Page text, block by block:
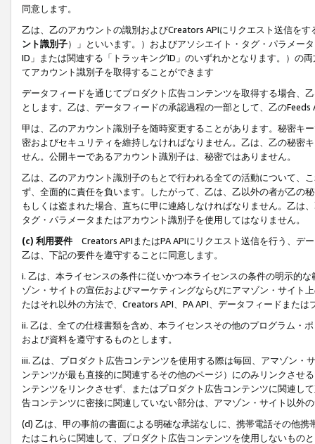
同意します。
乙は、乙のアカウントの識別およびCreators APIにリクエスト送信を
ント識別子）」といいます。）およびアソシエイト・タグ・パラメー
ID」または関連する「トラッキングID」のいずれかとなります。）の
てアカウント識別子を取得することができます
データフィードを通じてプロダクト広告コンテンツを取得する場合、
とします。乙は、データフィードの承認過程の一部として、乙の
甲は、乙のアカウント識別子を随時変更することがあります。秘密キ
密およびセキュリティを維持しなければなりません。乙は、乙の秘密
せん。公開キーであるアカウント識別子は、秘密ではありません。
乙は、乙のアカウント識別子のもとで行われる全ての活動について、
ず、全面的に責任を負います。したがって、乙は、乙以外の者が乙の
もしくは盗まれた場合、直ちに甲に連絡しなければなりません。乙は
タグ・パラメータまたはアカウント識別子を使用してはなりません。
(c) 利用要件 Creators APIまたはPA APIにリクエスト送信を行う、デ
乙は、下記の要件を遵守することに同意します。
i. 乙は、本ライセンスの条件に従いかつ本ライセンスの条件の明示的
ゾン・サイトの宣伝およびマーケティングならびにアマゾン・サイト
たはそれ以外の方法で、Creators API、PA API、データフィードまた
ii. 乙は、全ての仕様書類を含め、本ライセンスその他のプログラム・
および資料を遵守するものとします。
iii. 乙は、プロダクト広告コンテンツを使用する際は毎回、アマゾン
ンテンツが最も直接的に関連するその他のページ）にのみリンクさせ
ンテンツをリンクさせず、またはプロダクト広告コンテンツに関連し
告コンテンツに密接に関連していない部分は、アマゾン・サイト以外
(d) 乙は、甲の事前の書面による明確な承諾なしに、携帯電話その他
たはこれらに関連して、プロダクト広告コンテンツを使用しないもの